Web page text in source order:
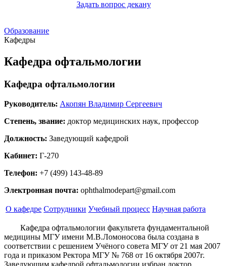
Задать вопрос декану
Образование
Кафедры
Кафедра офтальмологии
Кафедра офтальмологии
Руководитель: Акопян Владимир Сергеевич
Степень, звание: доктор медицинских наук, профессор
Должность: Заведующий кафедрой
Кабинет: Г-270
Телефон: +7 (499) 143-48-89
Электронная почта: ophthalmodepart@gmail.com
О кафедре Сотрудники Учебный процесс Научная работа
Кафедра офтальмологии факультета фундаментальной
медицины МГУ имени М.В.Ломоносова была создана в
соответствии с решением Учёного совета МГУ от 21 мая 2007
года и приказом Ректора МГУ № 768 от 16 октября 2007г.
Заведующим кафедрой офтальмологии избран доктор